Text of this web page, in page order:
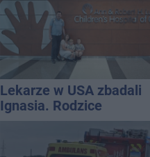
Lekarze w USA zbadali
Ignasia. Rodzice
przekazali wieści